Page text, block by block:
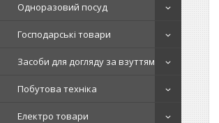
Одноразовий посуд
Господарські товари
Засоби для догляду за взуттям
Побутова техніка
Електро товари